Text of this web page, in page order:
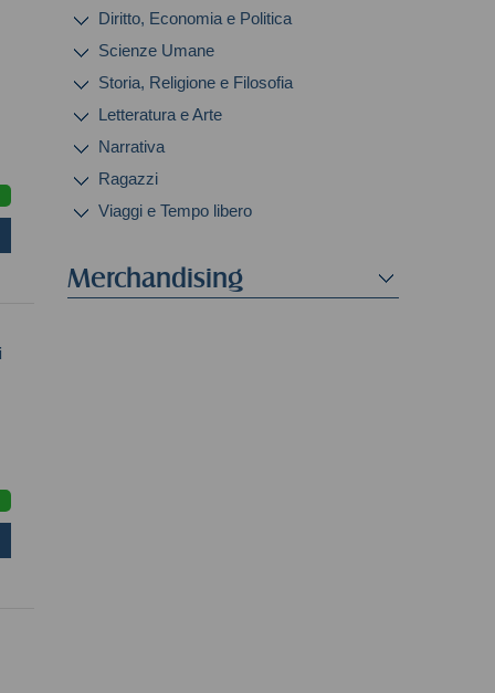
Diritto, Economia e Politica
Scienze Umane
Storia, Religione e Filosofia
Letteratura e Arte
Narrativa
Ragazzi
Viaggi e Tempo libero
Merchandising